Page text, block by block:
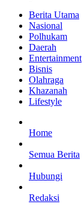
Berita Utama
Nasional
Polhukam
Daerah
Entertainment
Bisnis
Olahraga
Khazanah
Lifestyle
Home
Semua Berita
Hubungi
Redaksi